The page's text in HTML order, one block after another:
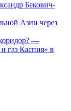
Бекович-
Азии через
—
газ Каспия» в